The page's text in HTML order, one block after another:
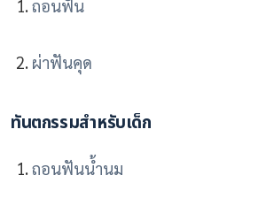
ถอนฟัน
ผ่าฟันคุด
ทันตกรรมสำหรับเด็ก
ถอนฟันน้ำนม